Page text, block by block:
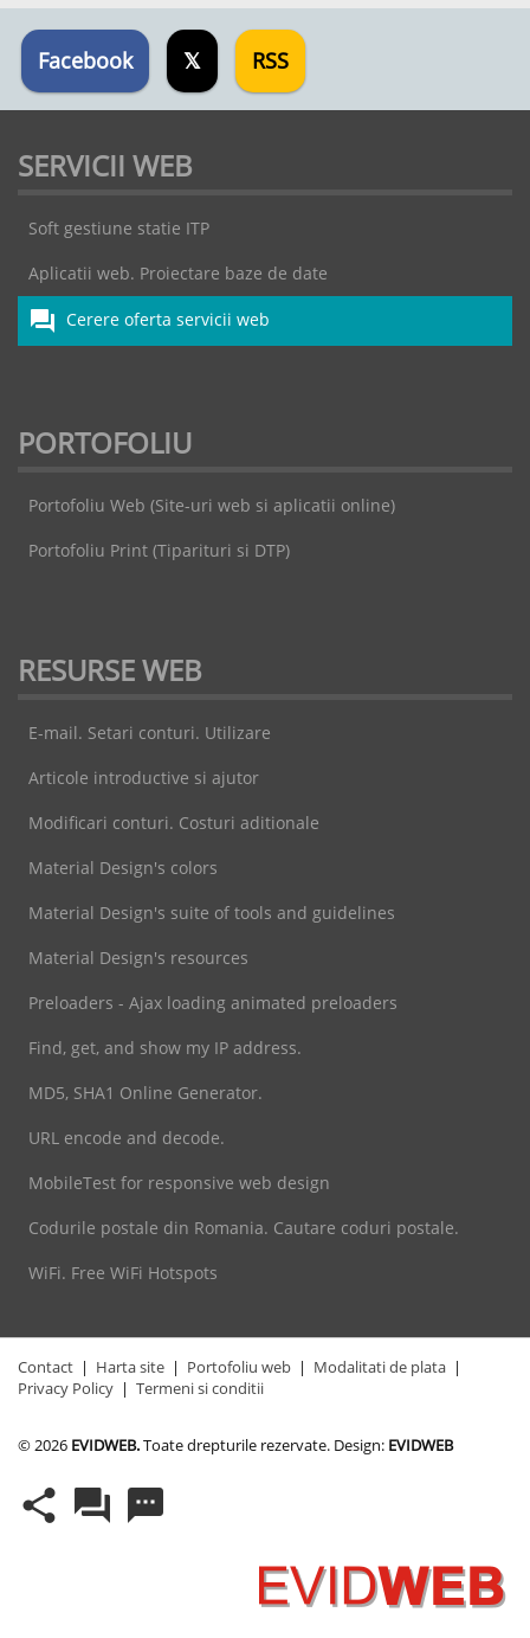
Facebook 𝕏 RSS
SERVICII WEB
Soft gestiune statie ITP
Aplicatii web. Proiectare baze de date
forum Cerere oferta servicii web
PORTOFOLIU
Portofoliu Web (Site-uri web si aplicatii online)
Portofoliu Print (Tiparituri si DTP)
RESURSE WEB
E-mail. Setari conturi. Utilizare
Articole introductive si ajutor
Modificari conturi. Costuri aditionale
Material Design's colors
Material Design's suite of tools and guidelines
Material Design's resources
Preloaders - Ajax loading animated preloaders
Find, get, and show my IP address.
MD5, SHA1 Online Generator.
URL encode and decode.
MobileTest for responsive web design
Codurile postale din Romania. Cautare coduri postale.
WiFi. Free WiFi Hotspots
Contact | Harta site | Portofoliu web | Modalitati de plata |
Privacy Policy | Termeni si conditii
© 2026 EVIDWEB.Toate drepturile rezervate. Design: EVIDWEB
share forum textsms